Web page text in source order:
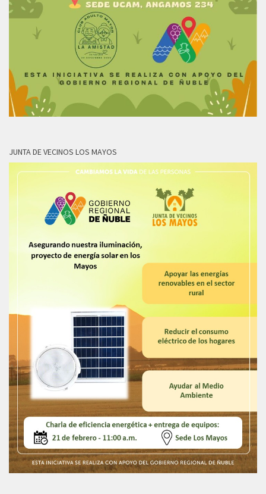
JUNTA DE VECINOS LOS MAYOS